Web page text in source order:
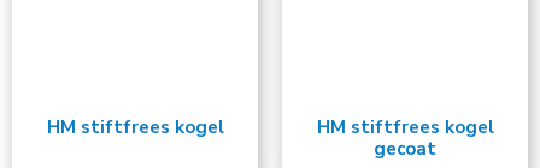
HM stiftfrees kogel
HM stiftfrees kogel
gecoat